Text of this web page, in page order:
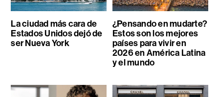
La ciudad más cara de
Estados Unidos dejó de
ser Nueva York
¿Pensando en mudarte?
Estos son los mejores
países para vivir en
2026 en América Latina
y el mundo